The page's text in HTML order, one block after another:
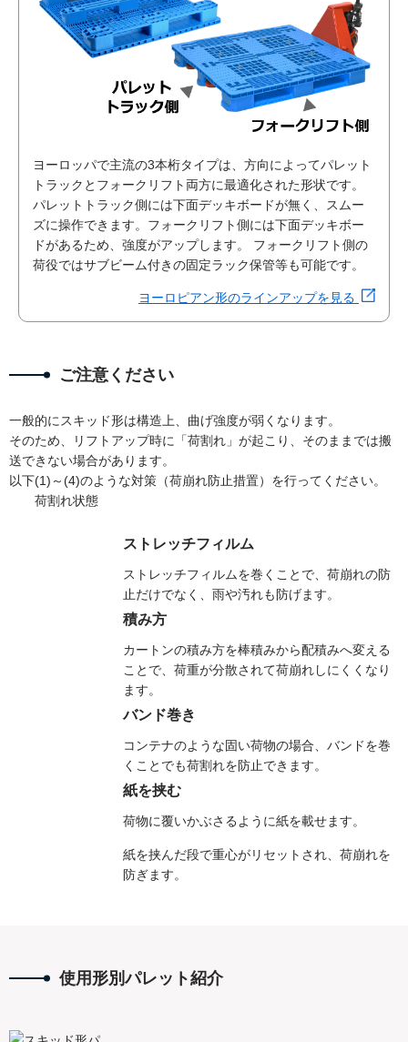
ヨーロッパで主流の3本桁タイプは、方向によってパレット
トラックとフォークリフト両方に最適化された形状です。
パレットトラック側には下面デッキボードが無く、スムー
ズに操作できます。フォークリフト側には下面デッキボー
ドがあるため、強度がアップします。 フォークリフト側の
荷役ではサブビーム付きの固定ラック保管等も可能です。
ヨーロピアン形のラインアップを見る
ご注意ください
荷割れ状態
一般的にスキッド形は構造上、曲げ強度が弱くなります。
そのため、リフトアップ時に「荷割れ」が起こり、そのままでは搬
送できない場合があります。
以下(1)～(4)のような対策（荷崩れ防止措置）を行ってください。
ストレッチフィルム
ストレッチフィルムを巻くことで、荷崩れの防
止だけでなく、雨や汚れも防げます。
積み方
カートンの積み方を棒積みから配積みへ変える
ことで、荷重が分散されて荷崩れしにくくなり
ます。
バンド巻き
コンテナのような固い荷物の場合、バンドを巻
くことでも荷割れを防止できます。
紙を挟む
荷物に覆いかぶさるように紙を載せます。
紙を挟んだ段で重心がリセットされ、荷崩れを
防ぎます。
使用形別パレット紹介